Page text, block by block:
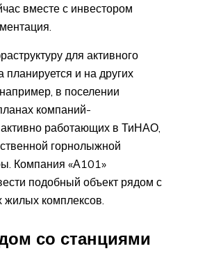
вместе с инвестором
для активного
планируется и на других
в поселении
компаний-
работающих в ТиНАО,
горнолыжной
Компания «А101»
подобный объект рядом с
жилых комплексов.
со станциями